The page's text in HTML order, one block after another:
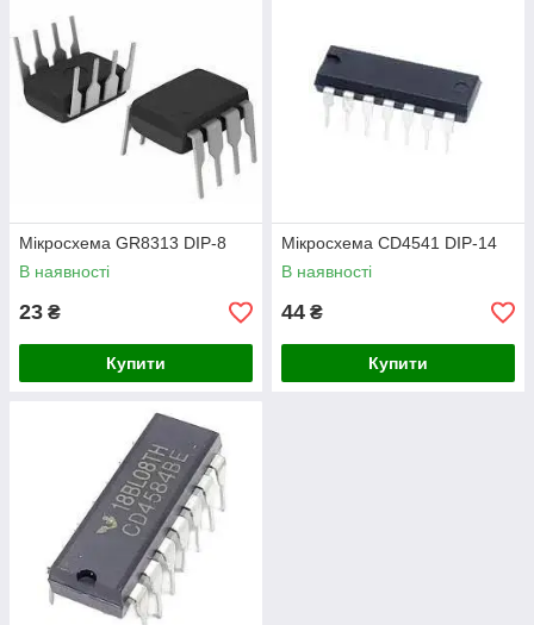
Мікросхема GR8313 DIP-8
В наявності
23 ₴
Купити
Мікросхема СD4541 DIP-14
В наявності
44 ₴
Купити